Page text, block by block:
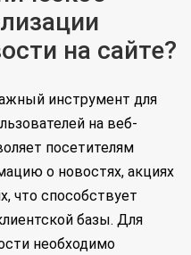
на сайте?
инструмент для
на веб-
посетителям
о новостях, акциях
что способствует
базы. Для
необходимо